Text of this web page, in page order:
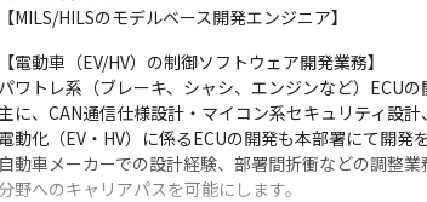
【MILS/HILSのモデルベース開発エンジニア】
【電動車（EV/HV）の制御ソフトウェア開発業務】
パワトレ系（ブレーキ、シャシ、エンジンなど）ECUの
に、CAN通信仕様設計・マイコン系セキュリティ設
電動化（EV・HV）に係るECUの開発も本部署にて開
自動車メーカーでの設計経験、部署間折衝などの調整
野へのキャリアパスを可能にします。